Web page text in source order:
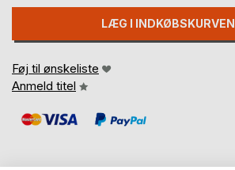
LÆG I INDKØBSKURVEN
Føj til ønskeliste
Anmeld titel